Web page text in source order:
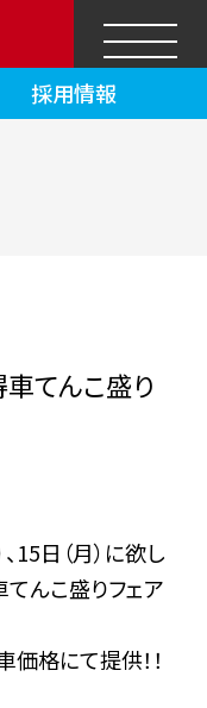
採用情報
てんこ盛り
15日（月）に欲し
んこ盛りフェア
格にて提供！！